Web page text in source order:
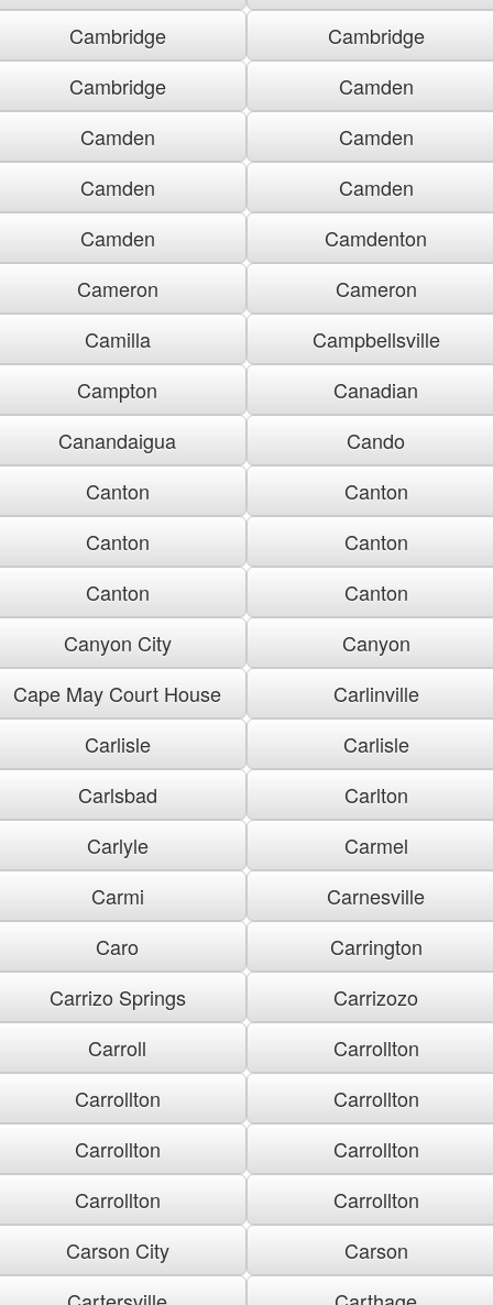
Cambridge
Cambridge
Cambridge
Camden
Camden
Camden
Camden
Camden
Camden
Camdenton
Cameron
Cameron
Camilla
Campbellsville
Campton
Canadian
Canandaigua
Cando
Canton
Canton
Canton
Canton
Canton
Canton
Canyon City
Canyon
Cape May Court House
Carlinville
Carlisle
Carlisle
Carlsbad
Carlton
Carlyle
Carmel
Carmi
Carnesville
Caro
Carrington
Carrizo Springs
Carrizozo
Carroll
Carrollton
Carrollton
Carrollton
Carrollton
Carrollton
Carrollton
Carrollton
Carson City
Carson